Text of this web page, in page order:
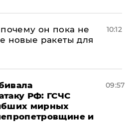
он пока не
новые ракеты для
10:12
РФ: ГСЧС
мирных
и
09:57